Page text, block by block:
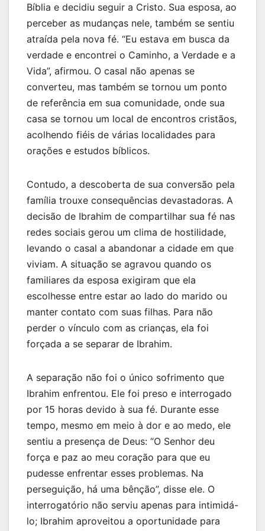
Bíblia e decidiu seguir a Cristo. Sua esposa, ao
perceber as mudanças nele, também se sentiu
atraída pela nova fé. “Eu estava em busca da
verdade e encontrei o Caminho, a Verdade e a
Vida”, afirmou. O casal não apenas se
converteu, mas também se tornou um ponto
de referência em sua comunidade, onde sua
casa se tornou um local de encontros cristãos,
acolhendo fiéis de várias localidades para
orações e estudos bíblicos.
Contudo, a descoberta de sua conversão pela
família trouxe consequências devastadoras. A
decisão de Ibrahim de compartilhar sua fé nas
redes sociais gerou um clima de hostilidade,
levando o casal a abandonar a cidade em que
viviam. A situação se agravou quando os
familiares da esposa exigiram que ela
escolhesse entre estar ao lado do marido ou
manter contato com suas filhas. Para não
perder o vínculo com as crianças, ela foi
forçada a se separar de Ibrahim.
A separação não foi o único sofrimento que
Ibrahim enfrentou. Ele foi preso e interrogado
por 15 horas devido à sua fé. Durante esse
tempo, mesmo em meio à dor e ao medo, ele
sentiu a presença de Deus: “O Senhor deu
força e paz ao meu coração para que eu
pudesse enfrentar esses problemas. Na
perseguição, há uma bênção”, disse ele. O
interrogatório não serviu apenas para intimidá-
lo; Ibrahim aproveitou a oportunidade para